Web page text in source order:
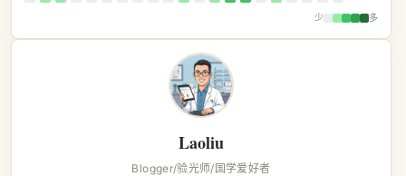
少 多
Laoliu
Blogger/验光师/国学爱好者